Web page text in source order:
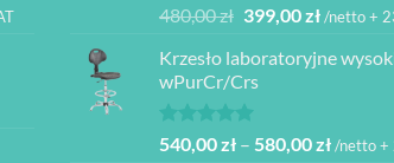
Oceniono
na 5
480,00zł Pierwotna
wynosiła:
480,00 zł.
399,00złAktualna
wynosi:
/netto +
Krzesło laboratoryjne
wPurCr/Crs
Oceniono
na 5
540,00zł – 580,00złZakres
/netto +